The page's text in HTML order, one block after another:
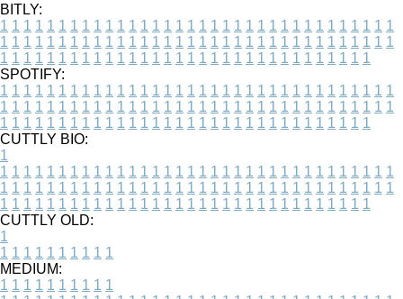
BITLY:
1 1 1 1 1 1 1 1 1 1 1 1 1 1 1 1 1 1 1 1 1 1 1 1 1 1 1 1 1 1 1 1 1 1
1 1 1 1 1 1 1 1 1 1 1 1 1 1 1 1 1 1 1 1 1 1 1 1 1 1 1 1 1 1 1 1 1 1
1 1 1 1 1 1 1 1 1 1 1 1 1 1 1 1 1 1 1 1 1 1 1 1 1 1 1 1 1 1 1 1
SPOTIFY:
1 1 1 1 1 1 1 1 1 1 1 1 1 1 1 1 1 1 1 1 1 1 1 1 1 1 1 1 1 1 1 1 1 1
1 1 1 1 1 1 1 1 1 1 1 1 1 1 1 1 1 1 1 1 1 1 1 1 1 1 1 1 1 1 1 1 1 1
1 1 1 1 1 1 1 1 1 1 1 1 1 1 1 1 1 1 1 1 1 1 1 1 1 1 1 1 1 1 1 1
CUTTLY BIO:
1
1 1 1 1 1 1 1 1 1 1 1 1 1 1 1 1 1 1 1 1 1 1 1 1 1 1 1 1 1 1 1 1 1 1
1 1 1 1 1 1 1 1 1 1 1 1 1 1 1 1 1 1 1 1 1 1 1 1 1 1 1 1 1 1 1 1 1 1
1 1 1 1 1 1 1 1 1 1 1 1 1 1 1 1 1 1 1 1 1 1 1 1 1 1 1 1 1 1 1 1
CUTTLY OLD:
1
1 1 1 1 1 1 1 1 1 1
MEDIUM:
1 1 1 1 1 1 1 1 1 1